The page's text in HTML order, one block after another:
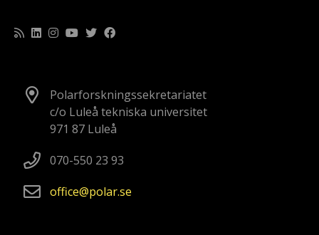
Polarforskningssekretariatet
c/o Luleå tekniska universitet
971 87 Luleå
070-550 23 93
office
polarse